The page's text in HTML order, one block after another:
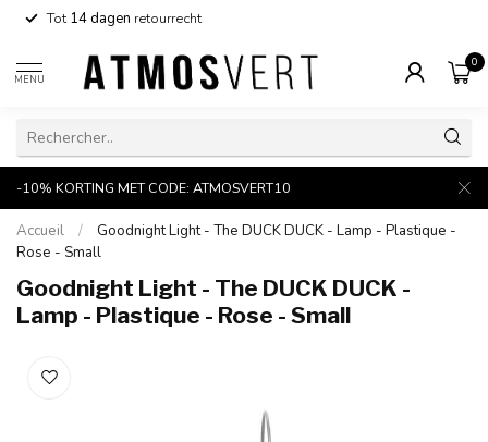
Tot14 dagen retourrecht
MENU
0
-10% KORTING MET CODE: ATMOSVERT10
Accueil /
Goodnight Light - The DUCK DUCK - Lamp - Plastique -
Rose - Small
Goodnight Light - The DUCK DUCK -
Lamp - Plastique - Rose - Small